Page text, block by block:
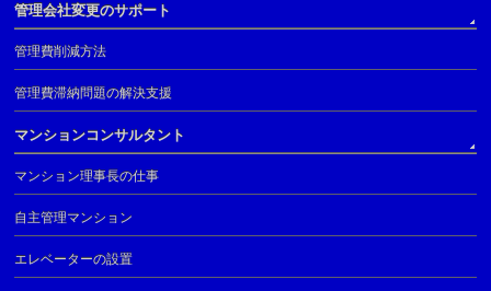
管理会社変更のサポート
管理費削減方法
管理費滞納問題の解決支援
マンションコンサルタント
マンション理事長の仕事
自主管理マンション
エレベーターの設置